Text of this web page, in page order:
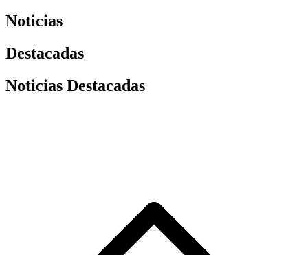
Noticias
Destacadas
Noticias Destacadas